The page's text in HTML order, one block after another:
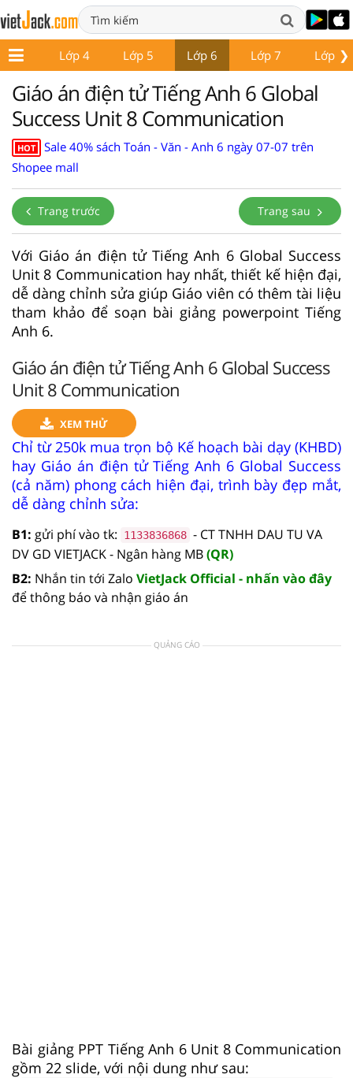
❯
3 Lớp 4 Lớp 5 Lớp 6 Lớp 7 Lớp 8
Giáo án điện tử Tiếng Anh 6 Global
Success Unit 8 Communication
HOT
Sale 40% sách Toán - Văn - Anh 6 ngày 07-07 trên
Shopee mall
Trang trước Trang sau
Với Giáo án điện tử Tiếng Anh 6 Global Success
Unit 8 Communication hay nhất, thiết kế hiện đại,
dễ dàng chỉnh sửa giúp Giáo viên có thêm tài liệu
tham khảo để soạn bài giảng powerpoint Tiếng
Anh 6.
Giáo án điện tử Tiếng Anh 6 Global Success
Unit 8 Communication
XEM THỬ
Chỉ từ 250k mua trọn bộ Kế hoạch bài dạy (KHBD)
hay Giáo án điện tử Tiếng Anh 6 Global Success
(cả năm) phong cách hiện đại, trình bày đẹp mắt,
dễ dàng chỉnh sửa:
B1: gửi phí vào tk: 1133836868 - CT TNHH DAU TU VA
DV GD VIETJACK - Ngân hàng MB(QR)
B2: Nhắn tin tới Zalo VietJack Official - nhấn vào đây
để thông báo và nhận giáo án
QUẢNG CÁO
Bài giảng PPT Tiếng Anh 6 Unit 8 Communication
gồm 22 slide, với nội dung như sau: